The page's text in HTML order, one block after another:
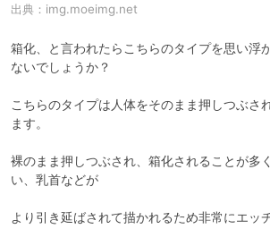
出典： img.moeimg.net
箱化、と言われたらこちらのタイプを思い浮
ないでしょうか？
こちらのタイプは人体をそのまま押しつぶさ
ます。
裸のまま押しつぶされ、箱化されることが多
い、乳首などが
より引き延ばされて描かれるため非常にエッ